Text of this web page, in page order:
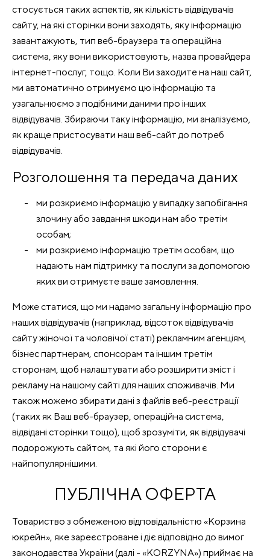
стосується таких аспектів, як кількість відвідувачів
сайту, на які сторінки вони заходять, яку інформацію
завантажують, тип веб-браузера та операційна
система, яку вони використовують, назва провайдера
інтернет-послуг, тощо. Коли Ви заходите на наш сайт,
ми автоматично отримуємо цю інформацію та
узагальнюємо з подібними даними про інших
відвідувачів. Збираючи таку інформацію, ми аналізуємо,
як краще пристосувати наш веб-сайт до потреб
відвідувачів.
Розголошення та передача даних
ми розкриємо інформацію у випадку запобігання
злочину або завдання шкоди нам або третім
особам;
ми розкриємо інформацію третім особам, що
надають нам підтримку та послуги за допомогою
яких ви отримуєте ваше замовлення.
Може статися, що ми надамо загальну інформацію про
наших відвідувачів (наприклад, відсоток відвідувачів
сайту жіночої та чоловічої статі) рекламним агенціям,
бізнес партнерам, спонсорам та іншим третім
сторонам, щоб налаштувати або розширити зміст і
рекламу на нашому сайті для наших споживачів. Ми
також можемо збирати дані з файлів веб-реєстрації
(таких як Ваш веб-браузер, операційна система,
відвідані сторінки тощо), щоб зрозуміти, як відвідувачі
подорожують сайтом, та які його сторони є
найпопулярнішими.
ПУБЛІЧНА ОФЕРТА
Товариство з обмеженою відповідальністю «Корзина
юкрейн», яке зареєстроване і діє відповідно до вимог
законодавства України (далі - «KORZYNA») приймає на